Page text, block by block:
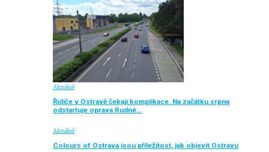
Aktuálně
Řidiče v Ostravě čekají komplikace. Na začátku srpna
odstartuje oprava Rudné…
Aktuálně
Colours of Ostrava jsou příležitost, jak objevit Ostravu